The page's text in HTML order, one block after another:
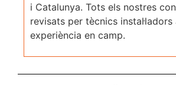
i Catalunya. Tots els nostres
revisats per tècnics instal·ladors
experiència en camp.